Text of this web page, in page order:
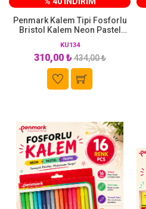
Penmark Kalem Tipi Fosforlu
Bristol Kalem Neon Pastel
KU134
310,00 ₺434,00 ₺